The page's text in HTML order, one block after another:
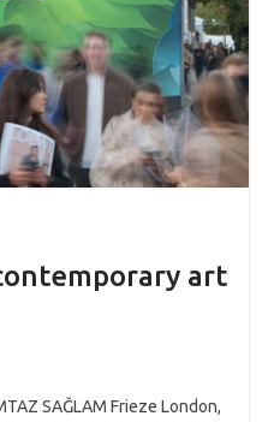
art
SAĞLAM Frieze London,